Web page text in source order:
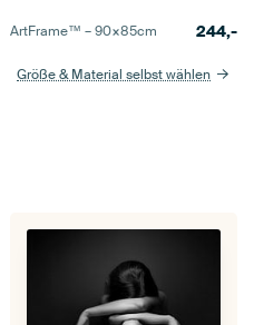
ArtFrame™ –90×85cm 244,-
Größe & Material selbst wählen